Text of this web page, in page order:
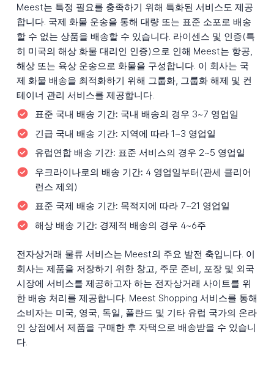
Meest는 특정 필요를 충족하기 위해 특화된 서비스도 제공
합니다. 국제 화물 운송을 통해 대량 또는 표준 소포로 배송
할 수 없는 상품을 배송할 수 있습니다. 라이센스 및 인증(특
히 미국의 해상 화물 대리인 인증)으로 인해 Meest는 항공,
해상 또는 육상 운송으로 화물을 구성합니다. 이 회사는 국
제 화물 배송을 최적화하기 위해 그룹화, 그룹화 해제 및 컨
테이너 관리 서비스를 제공합니다.
표준 국내 배송 기간: 국내 배송의 경우 3~7 영업일
긴급 국내 배송 기간: 지역에 따라 1~3 영업일
유럽연합 배송 기간: 표준 서비스의 경우 2~5 영업일
우크라이나로의 배송 기간: 4 영업일부터(관세 클리어
런스 제외)
표준 국제 배송 기간: 목적지에 따라 7~21 영업일
해상 배송 기간: 경제적 배송의 경우 4~6주
전자상거래 물류 서비스는 Meest의 주요 발전 축입니다. 이
회사는 제품을 저장하기 위한 창고, 주문 준비, 포장 및 외국
시장에 서비스를 제공하고자 하는 전자상거래 사이트를 위
한 배송 처리를 제공합니다. Meest Shopping 서비스를 통해
소비자는 미국, 영국, 독일, 폴란드 및 기타 유럽 국가의 온라
인 상점에서 제품을 구매한 후 자택으로 배송받을 수 있습니
다.